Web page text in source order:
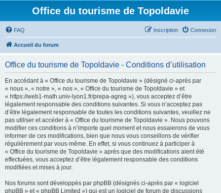
Office du tourisme de Topoldavie
FAQ Connexion
Inscription
Accueil du forum
Office du tourisme de Topoldavie - Conditions d’utilisation
En accédant à « Office du tourisme de Topoldavie » (désigné ci-après par
« nous », « notre », « nos », « Office du tourisme de Topoldavie » et
« https://web1-math.univ-lyon1.fr/prepa-agreg »), vous acceptez d’être
légalement responsable des conditions suivantes. Si vous n’acceptez pas
d’être légalement responsable de toutes les conditions suivantes, veuillez ne
pas utiliser et accéder à « Office du tourisme de Topoldavie ». Nous pouvons
modifier ces conditions à n’importe quel moment et nous essaierons de vous
informer de ces modifications, bien que nous vous conseillons de vérifier
régulièrement par vous-même. En effet, si vous continuez à participer à
« Office du tourisme de Topoldavie » après que des modifications aient été
effectuées, vous acceptez d’être légalement responsable des conditions
modifiées et mises à jour.
Nos forums sont développés par phpBB (désignés ci-après par « logiciel
phpBB » et « phpBB Limited ») qui est un logiciel de forum de discussions